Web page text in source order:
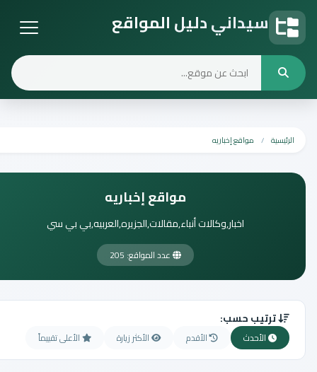
سيداني دليل المواقع
دليل المواقع
الرئيسية مواقع إخباريه
مواقع إخباريه
اخبار,وكالات أنباء,مقالات,الجزيره,العربيه,بي بي سي
عدد المواقع: 205
ترتيب حسب:
الأحدث الأقدم الأكثر زيارة الأعلى تقييماً